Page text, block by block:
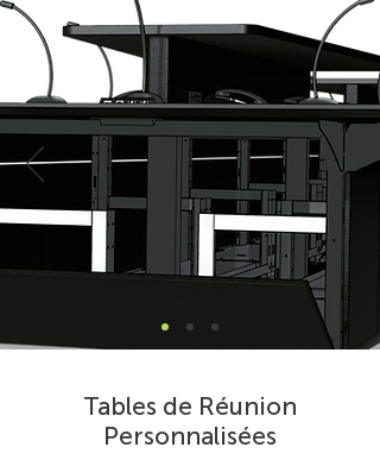
Tables de Réunion
Personnalisées